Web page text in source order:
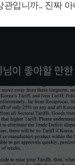
관입니까.. 진짜